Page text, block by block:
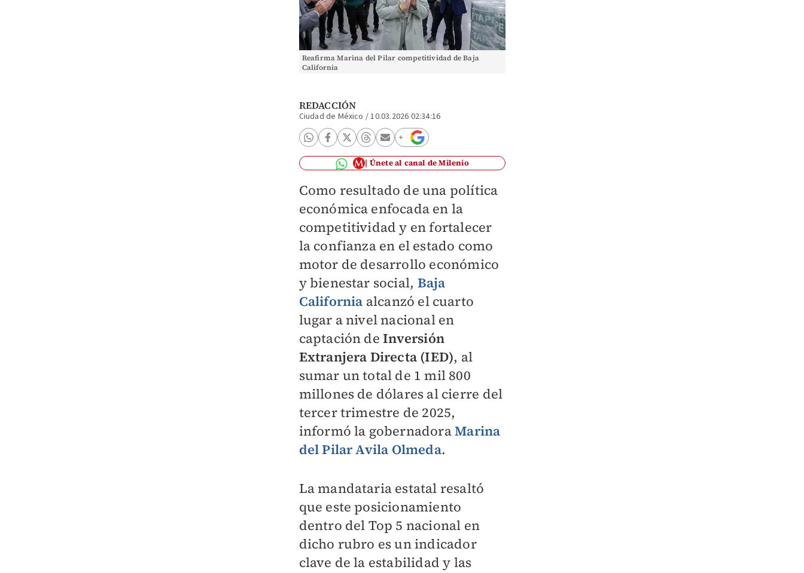
Reafirma Marina del Pilar competitividad de Baja
California
REDACCIÓN
Ciudad de México /10.03.2026 02:34:16
Únete al canal de Milenio
Como resultado de una política
económica enfocada en la
competitividad y en fortalecer
la confianza en el estado como
motor de desarrollo económico
y bienestar social, Baja
California alcanzó el cuarto
lugar a nivel nacional en
captación deInversión
Extranjera Directa (IED), al
sumar un total de 1 mil 800
millones de dólares al cierre del
tercer trimestre de 2025,
informó la gobernadoraMarina
del Pilar Avila Olmeda.
La mandataria estatal resaltó
que este posicionamiento
dentro del Top 5 nacional en
dicho rubro es un indicador
clave de la estabilidad y las